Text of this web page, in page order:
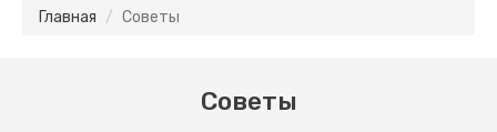
Главная Советы
Советы